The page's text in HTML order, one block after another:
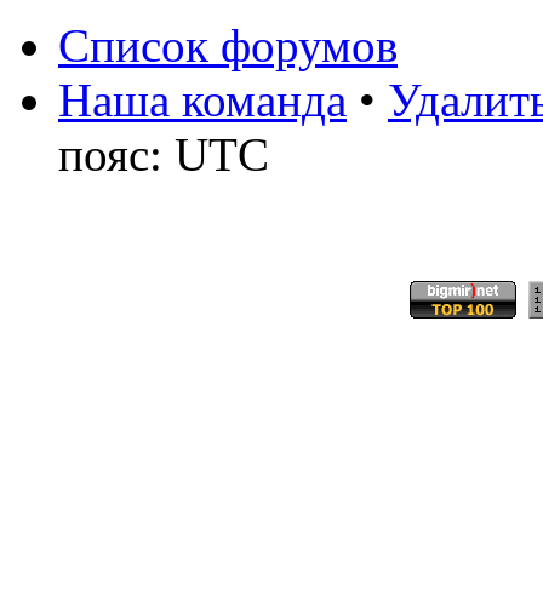
Список форумов
Наша команда •
пояс: UTC